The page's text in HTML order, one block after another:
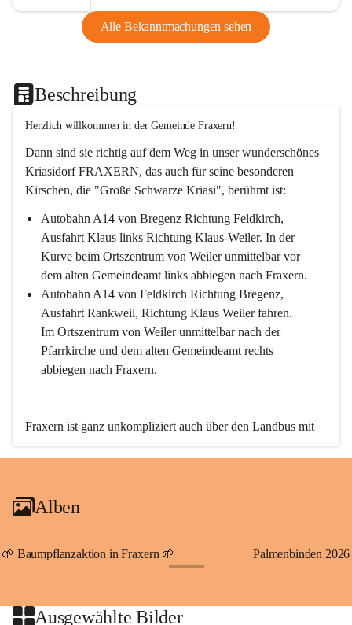
Alle Bekanntmachungen sehen
Beschreibung
Herzlich willkommen in der Gemeinde Fraxern!
Dann sind sie richtig auf dem Weg in unser wunderschönes
Kriasidorf FRAXERN, das auch für seine besonderen
Kirschen, die "Große Schwarze Kriasi", berühmt ist:
Autobahn A14 von Bregenz Richtung Feldkirch,
Ausfahrt Klaus links Richtung Klaus-Weiler. In der
Kurve beim Ortszentrum von Weiler unmittelbar vor
dem alten Gemeindeamt links abbiegen nach Fraxern.
Autobahn A14 von Feldkirch Richtung Bregenz,
Ausfahrt Rankweil, Richtung Klaus Weiler fahren.
Im Ortszentrum von Weiler unmittelbar nach der
Pfarrkirche und dem alten Gemeindeamt rechts
abbiegen nach Fraxern.
Fraxern ist ganz unkompliziert auch über den Landbus mit
den öffentlichen Verkehrsmitteln zu erreichen. Die Linie
An Samstagen, Sonn- und Feiertagen können Sie bequem
persönlichen Linienbus zur gewünschten Zeit zu Ihrer
Haltestelle bestellen. Sowohl von Weiler kommend nach
beide Fahrten Weiler-Fraxern-Weiler.
Alben
🌱 Baumpflanzaktion in Fraxern 🌱 Palmenbinden 2026
Ausgewählte Bilder